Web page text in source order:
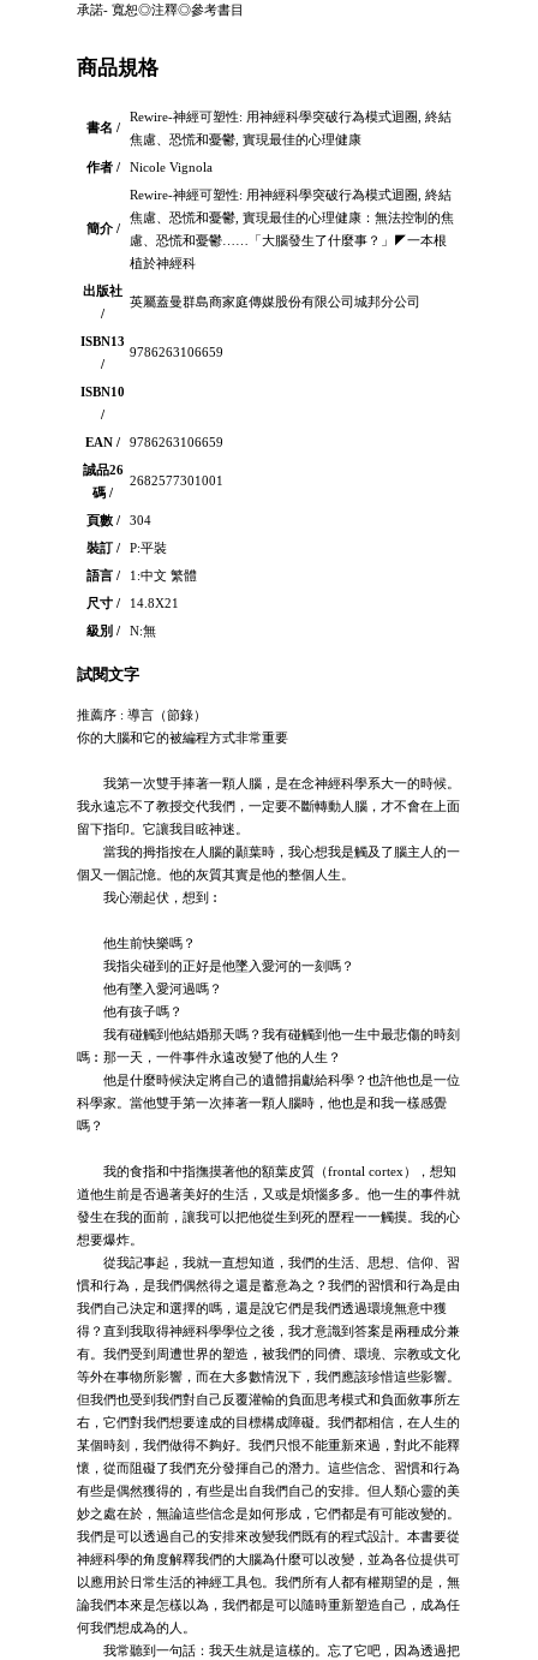
承諾- 寬恕◎注釋◎參考書目
商品規格
書名 /
Rewire-神經可塑性: 用神經科學突破行為模式迴圈, 終結
焦慮、恐慌和憂鬱, 實現最佳的心理健康
作者 /
Nicole Vignola
簡介 /
Rewire-神經可塑性: 用神經科學突破行為模式迴圈, 終結
焦慮、恐慌和憂鬱, 實現最佳的心理健康：無法控制的焦
慮、恐慌和憂鬱……「大腦發生了什麼事？」◤一本根
植於神經科
出版社
/
英屬蓋曼群島商家庭傳媒股份有限公司城邦分公司
ISBN13
/
9786263106659
ISBN10
/
EAN /
9786263106659
誠品26
碼 /
2682577301001
頁數 /
304
裝訂 /
P:平裝
語言 /
1:中文 繁體
尺寸 /
14.8X21
級別 /
N:無
試閱文字
推薦序 : 導言（節錄）
你的大腦和它的被編程方式非常重要
我第一次雙手捧著一顆人腦，是在念神經科學系大一的時候。
我永遠忘不了教授交代我們，一定要不斷轉動人腦，才不會在上面
留下指印。它讓我目眩神迷。
當我的拇指按在人腦的顳葉時，我心想我是觸及了腦主人的一
個又一個記憶。他的灰質其實是他的整個人生。
我心潮起伏，想到︰
他生前快樂嗎？
我指尖碰到的正好是他墜入愛河的一刻嗎？
他有墜入愛河過嗎？
他有孩子嗎？
我有碰觸到他結婚那天嗎？我有碰觸到他一生中最悲傷的時刻
嗎︰那一天，一件事件永遠改變了他的人生？
他是什麼時候決定將自己的遺體捐獻給科學？也許他也是一位
科學家。當他雙手第一次捧著一顆人腦時，他也是和我一樣感覺
嗎？
我的食指和中指撫摸著他的額葉皮質（frontal cortex），想知
道他生前是否過著美好的生活，又或是煩惱多多。他一生的事件就
發生在我的面前，讓我可以把他從生到死的歷程一一觸摸。我的心
想要爆炸。
從我記事起，我就一直想知道，我們的生活、思想、信仰、習
慣和行為，是我們偶然得之還是蓄意為之？我們的習慣和行為是由
我們自己決定和選擇的嗎，還是說它們是我們透過環境無意中獲
得？直到我取得神經科學學位之後，我才意識到答案是兩種成分兼
有。我們受到周遭世界的塑造，被我們的同儕、環境、宗教或文化
等外在事物所影響，而在大多數情況下，我們應該珍惜這些影響。
但我們也受到我們對自己反覆灌輸的負面思考模式和負面敘事所左
右，它們對我們想要達成的目標構成障礙。我們都相信，在人生的
某個時刻，我們做得不夠好。我們只恨不能重新來過，對此不能釋
懷，從而阻礙了我們充分發揮自己的潛力。這些信念、習慣和行為
有些是偶然獲得的，有些是出自我們自己的安排。但人類心靈的美
妙之處在於，無論這些信念是如何形成，它們都是有可能改變的。
我們是可以透過自己的安排來改變我們既有的程式設計。本書要從
神經科學的角度解釋我們的大腦為什麼可以改變，並為各位提供可
以應用於日常生活的神經工具包。我們所有人都有權期望的是，無
論我們本來是怎樣以為，我們都是可以隨時重新塑造自己，成為任
何我們想成為的人。
我常聽到一句話：我天生就是這樣的。忘了它吧，因為透過把